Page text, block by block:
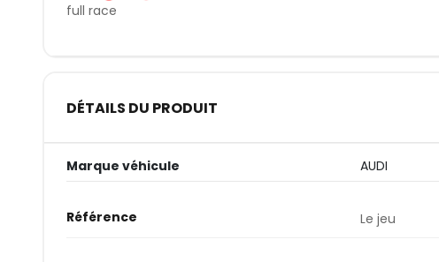
full race
DÉTAILS DU PRODUIT
Marque véhicule AUDI
Référence Le jeu